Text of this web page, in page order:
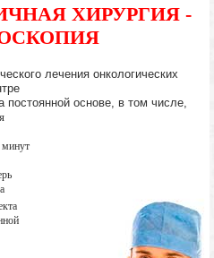
ХИРУРГИЯ -
лечения онкологических
постоянной основе, в том числе,
минут